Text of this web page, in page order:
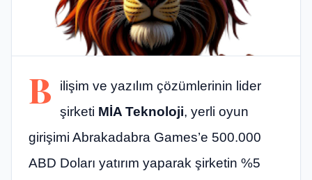
B
ilişim ve yazılım çözümlerinin lider
şirketi MİA Teknoloji, yerli oyun
girişimi Abrakadabra Games’e 500.000
ABD Doları yatırım yaparak şirketin %5